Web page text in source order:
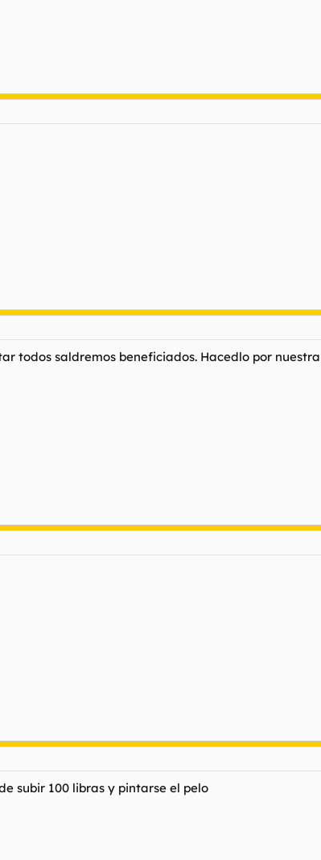
todos saldremos beneficiados. Hacedlo por
subir 100 libras y pintarse el pelo